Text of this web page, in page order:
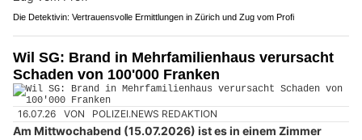
Die Detektivin: Vertrauensvolle Ermittlungen in Zürich und Zug vom Profi
Wil SG: Brand in Mehrfamilienhaus verursacht
Schaden von 100'000 Franken
16.07.26 VON POLIZEI.NEWS REDAKTION
Am Mittwochabend (15.07.2026) ist es in einem Zimmer